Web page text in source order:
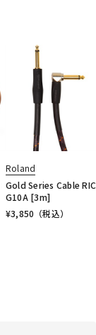
Roland
Gold Series Cable
G10A [3m]
¥3,850 （税込）